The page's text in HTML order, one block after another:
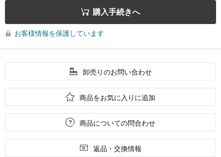
 購入手続きへ
 お客様情報を保護しています
 卸売りのお問い合わせ
 商品をお気に入りに追加
 商品についての問合わせ
 返品・交換情報